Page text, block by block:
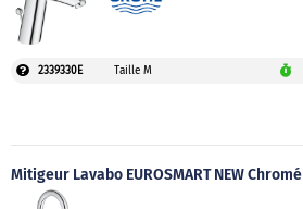
2339330E Taille M
Mitigeur Lavabo EUROSMART NEW Chromé